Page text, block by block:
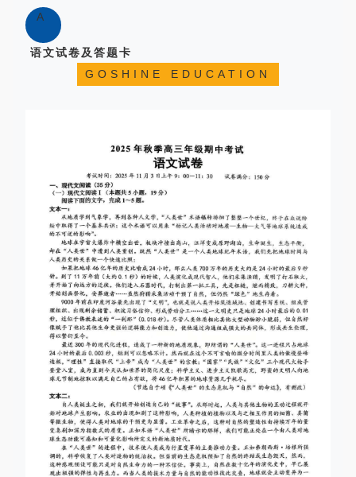
A
语文试卷及答题卡
GOSHINE EDUCATION